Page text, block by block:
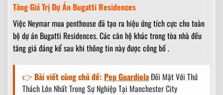
Tăng Giá Trị Dự Án Bugatti Residences
Việc Neymar mua penthouse đã tạo ra hiệu ứng tích cực cho toàn
bộ dự án Bugatti Residences. Các căn hộ khác trong tòa nhà đều
tăng giá đáng kể sau khi thông tin này được công bố .
👉 Bài viết cùng chủ đề: Pep GuardiolaĐối Mặt Với Thử
Thách Lớn Nhất Trong Sự Nghiệp Tại Manchester City